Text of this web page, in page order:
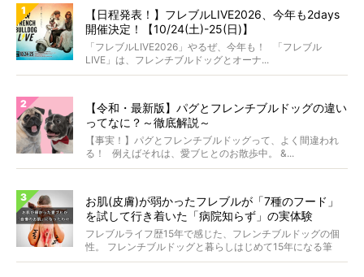
【日程発表！】フレブルLIVE2026、今年も2days
開催決定！【10/24(土)-25(日)】
「フレブルLIVE2026」やるぜ、今年も！ 「フレブル
LIVE」は、フレンチブルドッグとオーナ...
【令和・最新版】パグとフレンチブルドッグの違い
ってなに？～徹底解説～
【事実！】パグとフレンチブルドッグって、よく間違われ
る！ 例えばそれは、愛ブヒとのお散歩中。 &...
お肌(皮膚)が弱かったフレブルが「7種のフード」
を試して行き着いた「病院知らず」の実体験
フレブルライフ歴15年で感じた、フレンチブルドッグの個
性。 フレンチブルドッグと暮らしはじめて15年になる筆
者...